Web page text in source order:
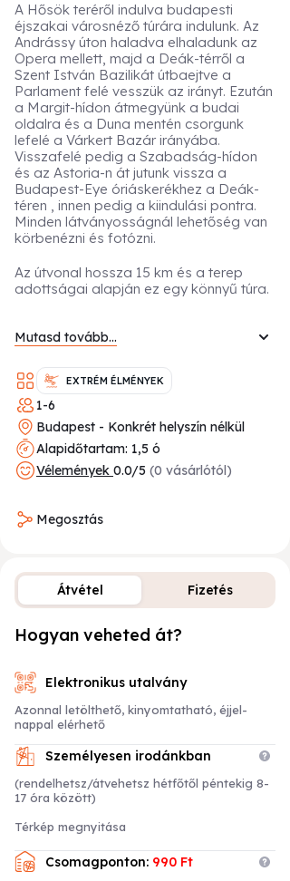
A Hősök teréről indulva budapesti
éjszakai városnéző túrára indulunk. Az
Andrássy úton haladva elhaladunk az
Opera mellett, majd a Deák-térről a
Szent István Bazilikát útbaejtve a
Parlament felé vesszük az irányt. Ezután
a Margit-hídon átmegyünk a budai
oldalra és a Duna mentén csorgunk
lefelé a Várkert Bazár irányába.
Visszafelé pedig a Szabadság-hídon
és az Astoria-n át jutunk vissza a
Budapest-Eye óriáskerékhez a Deák-
téren , innen pedig a kiindulási pontra.
Minden látványosságnál lehetőség van
körbenézni és fotózni.
Az útvonal hossza 15 km és a terep
adottságai alapján ez egy könnyű túra.
éves kor felett van lehetőség részt
venni.
Kiknek ajánljuk
- Adrenalin függőknek
- Természetjáróknak
- Technikai sportok kedvelőinek
- Lustáknak
Túráinkat a Kaabo cég Wolf Warrior X
Pro típusú elektromos rollereivel
szervezzük. Ezeket erős off-road
képességek és meredek mászási
képességek jellemzik. (2x1100W, 35
fékrendszer, nagyszerű
lengéscsillapítás)
Minden túrát egy 30 perces oktatás előz
meg amely magába foglalja a
rollerekkel való megismerkedést,
biztonsági tájékoztatót.
A túrákat tapasztalt túravezetők vezetik.
Az ár tartalmazza a roller bérlést,
védőfelszerelést, az oktatást,
balesetbiztosítást és az idegenvezetést
- a túra időtartamára.
Mutasd tovább...
EXTRÉM ÉLMÉNYEK
1-6
Budapest - Konkrét helyszín nélkül
Alapidőtartam: 1,5 ó
Vélemények 0.0/5 (0 vásárlótól)
Megosztás
Átvétel Fizetés
Hogyan veheted át?
Elektronikus utalvány
Azonnal letölthető, kinyomtatható, éjjel-
nappal elérhető
Személyesen irodánkban
(rendelhetsz/átvehetsz hétfőtől péntekig 8-
17 óra között)
Térkép megnyitása
Csomagponton: 990 Ft